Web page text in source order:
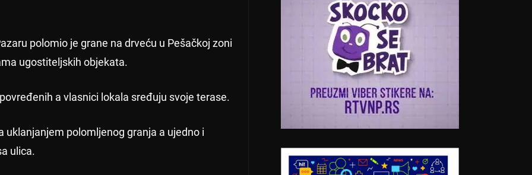
polomio je grane na drveću u Pešačkoj zoni
ugostiteljskih objekata.
a vlasnici lokala sređuju svoje terase.
uklanjanjem polomljenog granja a ujedno i
ulica.